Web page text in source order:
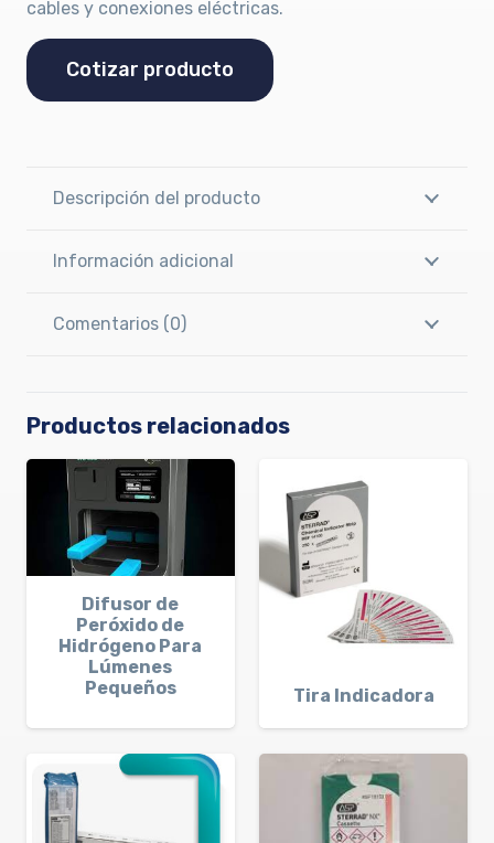
cables y conexiones eléctricas.
Cotizar producto
Descripción del producto
Información adicional
Comentarios (0)
Productos relacionados
Difusor de
Peróxido de
Hidrógeno Para
Lúmenes
Pequeños
Tira Indicadora